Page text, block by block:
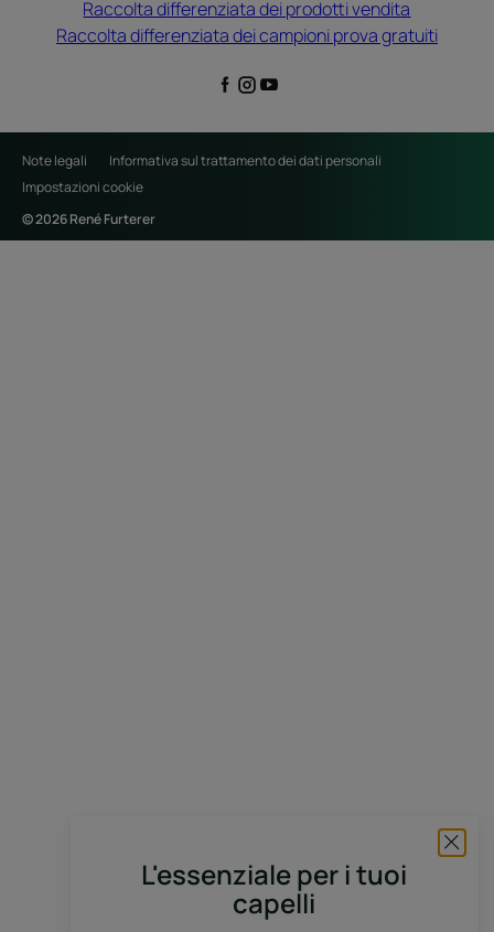
L'essenziale per i tuoi
capelli
Raccolta differenziata dei prodotti vendita
Raccolta differenziata dei campioni prova gratuiti
Note legali
Informativa sul trattamento dei dati personali
Impostazioni cookie
© 2026 René Furterer